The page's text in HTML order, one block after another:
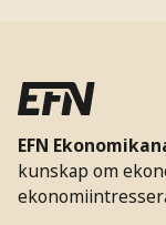
EFN
kunskap om